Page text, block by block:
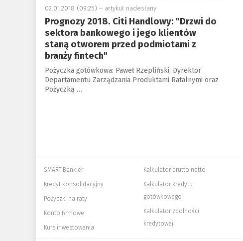
02.01.2018 (09:25) – artykuł nadesłany
Prognozy 2018. Citi Handlowy: "Drzwi do
sektora bankowego i jego klientów
staną otworem przed podmiotami z
branży fintech"
Pożyczka gotówkowa: Paweł Rzepliński, Dyrektor
Departamentu Zarządzania Produktami Ratalnymi oraz
Pożyczką …
SMART Bankier
Kredyt konsolidacyjny
Pożyczki na raty
Konto firmowe
Kurs inwestowania
Kalkulator brutto netto
Kalkulator kredytu
gotówkowego
Kalkulator zdolności
kredytowej